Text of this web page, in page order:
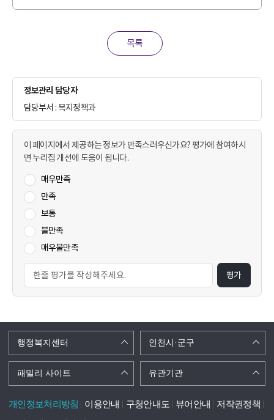
목록
정보관리 담당자
담당부서 : 복지정책과
이 페이지에서 제공하는 정보가 만족스러우신가요? 평가에 참여하시
면 누리집 개선에 도움이 됩니다.
매우만족
만족
보통
불만족
매우불만족
평가
행정복지센터 인천시·군구
패밀리 사이트 유관기관
개인정보처리방침 이용안내 구청안내도 뷰어안내
저작권정책